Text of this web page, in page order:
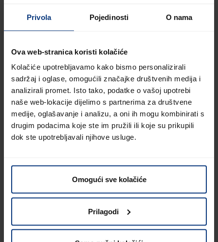
Privola Pojedinosti O nama
Ova web-stranica koristi kolačiće
Kolačiće upotrebljavamo kako bismo personalizirali
sadržaj i oglase, omogućili značajke društvenih medija i
analizirali promet. Isto tako, podatke o vašoj upotrebi
naše web-lokacije dijelimo s partnerima za društvene
medije, oglašavanje i analizu, a oni ih mogu kombinirati s
drugim podacima koje ste im pružili ili koje su prikupili
dok ste upotrebljavali njihove usluge.
Omogući sve kolačiće
Prilagodi
Handelszentrum 16 | A-5101 Salzburg/Bergheim | Austrija
www.pixelart.at
Obavijest o spolnoj pripadnosti
Zbog bolje čitljivosti i lakšeg razumijevanja, na ovoj se
internet stranici ne koriste izrazi vezani za spol i koristi se
oblik muškog roda. Sve riječi koje se odnose na osobu,
smislu jednakog tretmana. Hvala vam na razumijevanju!